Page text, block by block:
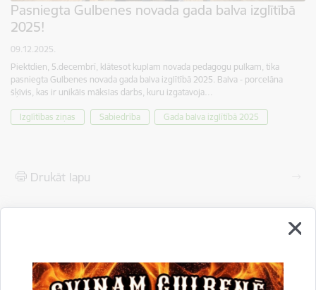
Pasniegta Gulbenes novada gada balva izglītībā
2025!
09.12.2025.
Piektdien, 5.decembrī, klātesot kuplam novada pedagogu pulkam, tika
pasniegta Gulbenes novada gada balva izglītībā 2025. Balva - porcelāna
šķīvis, kas ir unikāls mākslas darbs, kuru izgatavoja…
Izglītības ziņas Sabiedrība Gada balva izglītībā 2025
Drukāt lapu